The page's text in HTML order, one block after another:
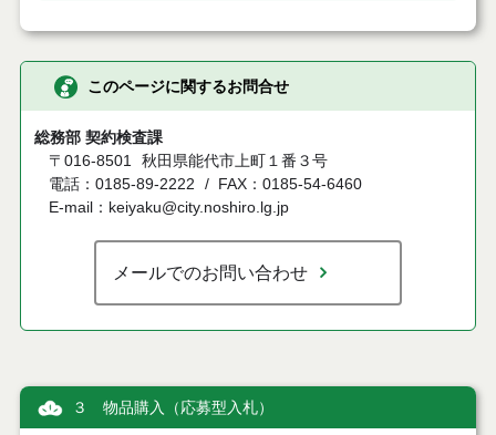
このページに関するお問合せ
総務部 契約検査課
〒016-8501 秋田県能代市上町１番３号
電話：0185-89-2222
FAX：0185-54-6460
E-mail：keiyaku@city.noshiro.lg.jp
メールでのお問い合わせ
３ 物品購入（応募型入札）